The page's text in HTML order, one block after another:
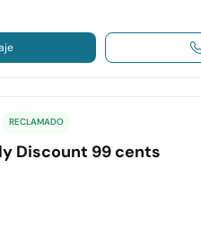
RECLAMADO
Discount 99 cents